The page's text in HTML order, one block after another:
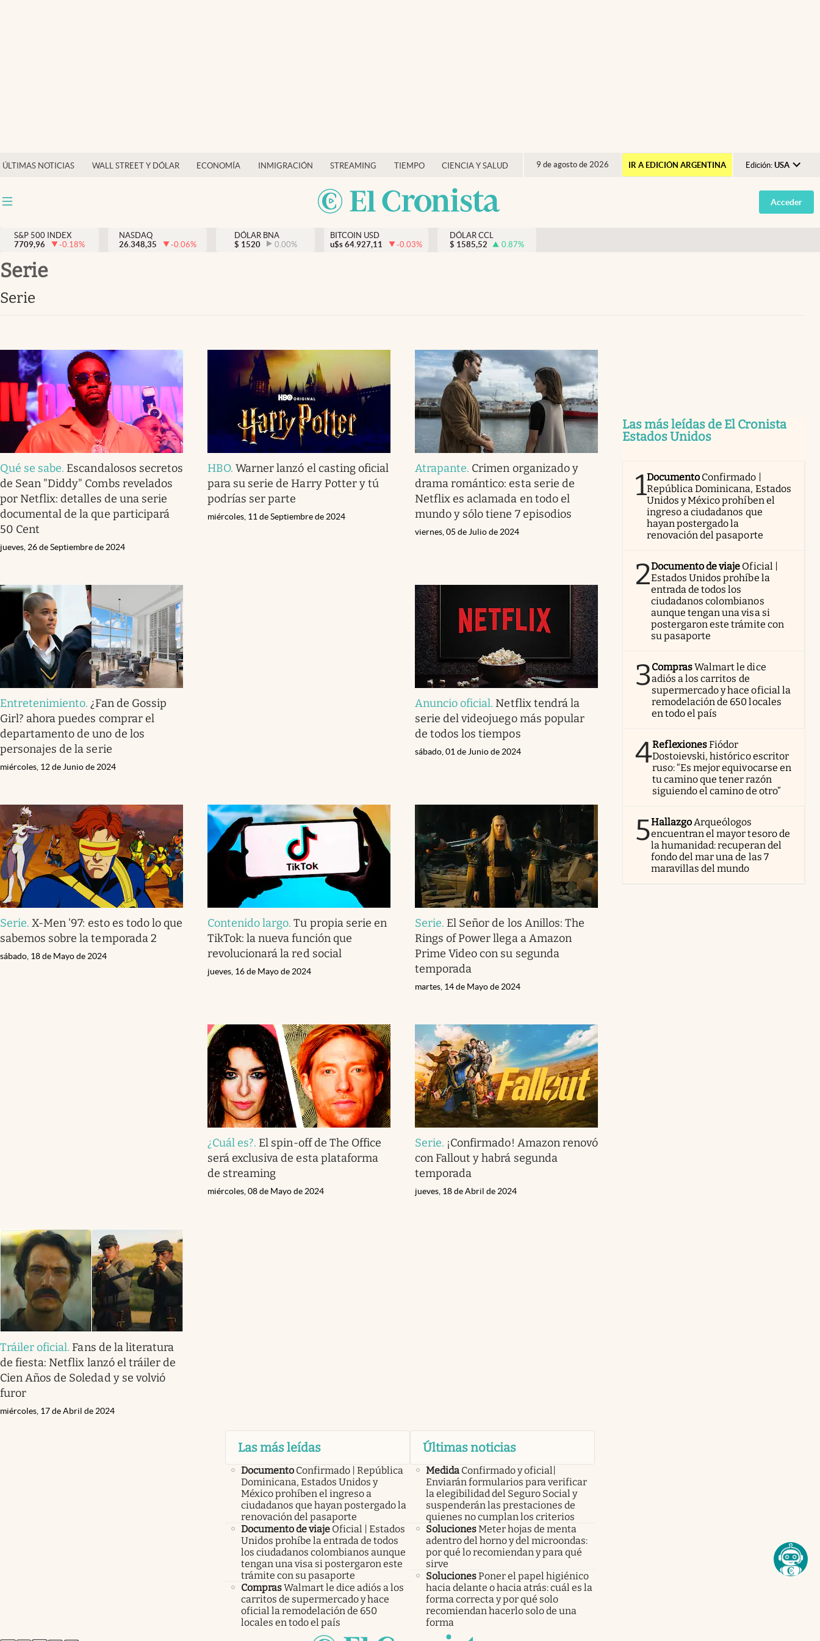
ÚLTIMAS NOTICIAS WALL STREET Y DÓLAR ECONOMÍA INMIGRACIÓN STREAMING TIEMPO CIENCIA Y SALUD 9 de agosto de 2026 IR A EDICIÓN ARGENTINA Edición: USA
Argentina
España
Tiempo
Streaming
Lifestyle
Acceder
S&P 500 INDEX
7709,96
-0.18%
NASDAQ
26.348,35
-0.06%
DÓLAR BNA
$ 1520 0.00%
BITCOIN USD
u$s 64.927,11 -0.03%
DÓLAR CCL
$ 1585,52 0.87%
serie
serie
Qué se sabe. Escandalosos secretos
de Sean "Diddy" Combs revelados
por Netflix: detalles de una serie
documental de la que participará
50 Cent
jueves, 26 de Septiembre de 2024
HBO.Warner lanzó el casting oficial
para su serie de Harry Potter y tú
podrías ser parte
miércoles, 11 de Septiembre de 2024
Atrapante. Crimen organizado y
drama romántico: esta serie de
Netflix es aclamada en todo el
mundo y sólo tiene 7 episodios
viernes, 05 de Julio de 2024
Entretenimiento. ¿Fan de Gossip
Girl? ahora puedes comprar el
departamento de uno de los
personajes de la serie
miércoles, 12 de Junio de 2024
Anuncio oficial. Netflix tendrá la
serie del videojuego más popular
de todos los tiempos
sábado, 01 de Junio de 2024
Serie.X-Men '97: esto es todo lo que
sabemos sobre la temporada 2
sábado, 18 de Mayo de 2024
Contenido largo.Tu propia serie en
TikTok: la nueva función que
revolucionará la red social
jueves, 16 de Mayo de 2024
Serie. El Señor de los Anillos: The
Rings of Power llega a Amazon
Prime Video con su segunda
temporada
martes, 14 de Mayo de 2024
¿Cuál es?. El spin-off de The Office
será exclusiva de esta plataforma
de streaming
miércoles, 08 de Mayo de 2024
Serie. ¡Confirmado! Amazon renovó
con Fallout y habrá segunda
temporada
jueves, 18 de Abril de 2024
Tráiler oficial. Fans de la literatura
de fiesta: Netflix lanzó el tráiler de
Cien Años de Soledad y se volvió
furor
miércoles, 17 de Abril de 2024
Las más leídas de El Cronista
Estados Unidos
1Documento Confirmado |
República Dominicana, Estados
Unidos y México prohíben el
ingreso a ciudadanos que
hayan postergado la
renovación del pasaporte
2Documento de viaje Oficial |
Estados Unidos prohíbe la
entrada de todos los
ciudadanos colombianos
aunque tengan una visa si
postergaron este trámite con
su pasaporte
3ComprasWalmart le dice
adiós a los carritos de
supermercado y hace oficial la
remodelación de 650 locales
en todo el país
4ReflexionesFiódor
Dostoievski, histórico escritor
ruso: “Es mejor equivocarse en
tu camino que tener razón
siguiendo el camino de otro”
5Hallazgo Arqueólogos
encuentran el mayor tesoro de
la humanidad: recuperan del
fondo del mar una de las 7
maravillas del mundo
Las más leídas
Documento Confirmado | República
Dominicana, Estados Unidos y
México prohíben el ingreso a
ciudadanos que hayan postergado la
renovación del pasaporte
Documento de viaje Oficial | Estados
Unidos prohíbe la entrada de todos
los ciudadanos colombianos aunque
tengan una visa si postergaron este
trámite con su pasaporte
ComprasWalmart le dice adiós a los
carritos de supermercado y hace
oficial la remodelación de 650
locales en todo el país
Últimas noticias
Medida Confirmado y oficial|
Enviarán formularios para verificar
la elegibilidad del Seguro Social y
suspenderán las prestaciones de
quienes no cumplan los criterios
SolucionesMeter hojas de menta
adentro del horno y del microondas:
por qué lo recomiendan y para qué
sirve
SolucionesPoner el papel higiénico
hacia delante o hacia atrás: cuál es la
forma correcta y por qué solo
recomiendan hacerlo solo de una
forma